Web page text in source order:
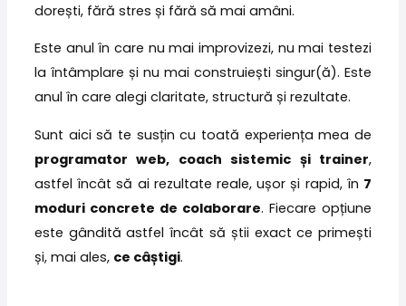
dorești, fără stres și fără să mai amâni.
Este anul în care nu mai improvizezi, nu mai testezi
la întâmplare și nu mai construiești singur(ă). Este
anul în care alegi claritate, structură și rezultate.
Sunt aici să te susțin cu toată experiența mea de
programator web, coach sistemic și trainer,
astfel încât să ai rezultate reale, ușor și rapid, în 7
moduri concrete de colaborare. Fiecare opțiune
este gândită astfel încât să știi exact ce primești
și, mai ales, ce câștigi.